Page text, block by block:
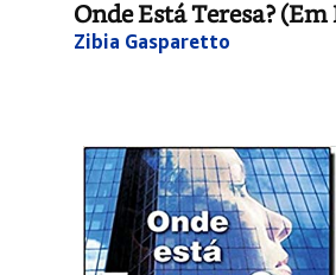
Onde Está Teresa?
Zibia Gasparetto